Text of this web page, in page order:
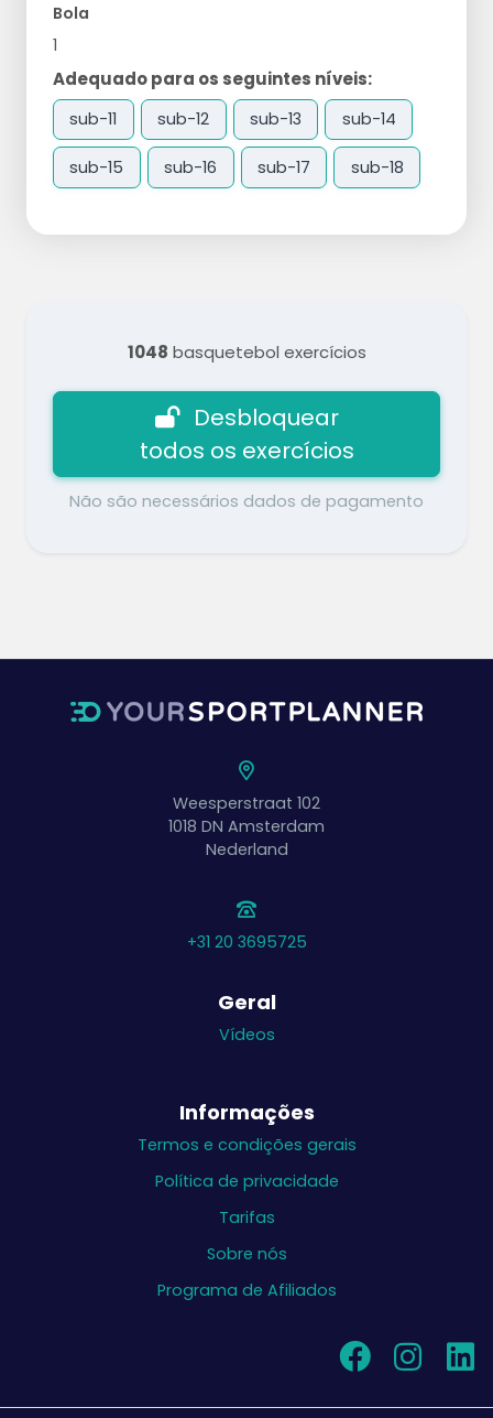
Bola
1
Adequado para os seguintes níveis:
sub-11 sub-12 sub-13 sub-14
sub-15 sub-16 sub-17 sub-18
1048 basquetebol exercícios
Desbloquear
todos os exercícios
Não são necessários dados de pagamento
Weesperstraat 102
1018 DN Amsterdam
Nederland
+31 20 3695725
Geral
Vídeos
Informações
Termos e condições gerais
Política de privacidade
Tarifas
Sobre nós
Programa de Afiliados